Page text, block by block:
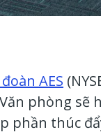
AES
phòng sẽ
phần thúc